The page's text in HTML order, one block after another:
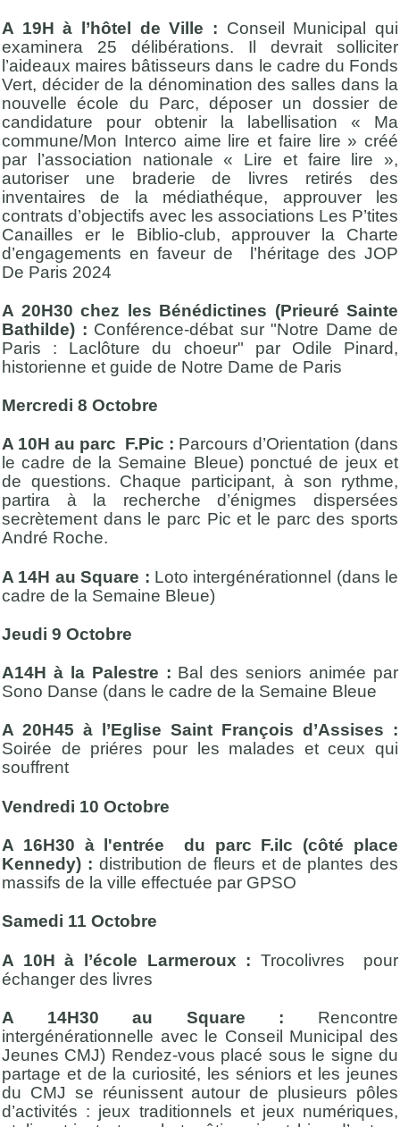
A 19H à l’hôtel de Ville : Conseil Municipal qui
examinera 25 délibérations. Il devrait solliciter
l’aideaux maires bâtisseurs dans le cadre du Fonds
Vert, décider de la dénomination des salles dans la
nouvelle école du Parc, déposer un dossier de
candidature pour obtenir la labellisation « Ma
commune/Mon Interco aime lire et faire lire » créé
par l’association nationale « Lire et faire lire »,
autoriser une braderie de livres retirés des
inventaires de la médiathéque, approuver les
contrats d’objectifs avec les associations Les P’tites
Canailles er le Biblio-club, approuver la Charte
d’engagements en faveur de l’héritage des JOP
De Paris 2024
A 20H30 chez les Bénédictines (Prieuré Sainte
Bathilde) : Conférence-débat sur "Notre Dame de
Paris : Laclôture du choeur" par Odile Pinard,
historienne et guide de Notre Dame de Paris
Mercredi 8 Octobre
A 10H au parc F.Pic : Parcours d’Orientation (dans
le cadre de la Semaine Bleue) ponctué de jeux et
de questions. Chaque participant, à son rythme,
partira à la recherche d’énigmes dispersées
secrètement dans le parc Pic et le parc des sports
André Roche.
A 14H au Square : Loto intergénérationnel (dans le
cadre de la Semaine Bleue)
Jeudi 9 Octobre
A14H à la Palestre : Bal des seniors animée par
Sono Danse (dans le cadre de la Semaine Bleue
A 20H45 à l’Eglise Saint François d’Assises :
Soirée de priéres pour les malades et ceux qui
souffrent
Vendredi 10 Octobre
A 16H30 à l'entrée du parc F.iIc (côté place
Kennedy) : distribution de fleurs et de plantes des
massifs de la ville effectuée par GPSO
Samedi 11 Octobre
A 10H à l’école Larmeroux : Trocolivres pour
échanger des livres
A 14H30 au Square : Rencontre
intergénérationnelle avec le Conseil Municipal des
Jeunes CMJ) Rendez-vous placé sous le signe du
partage et de la curiosité, les séniors et les jeunes
du CMJ se réunissent autour de plusieurs pôles
d’activités : jeux traditionnels et jeux numériques,